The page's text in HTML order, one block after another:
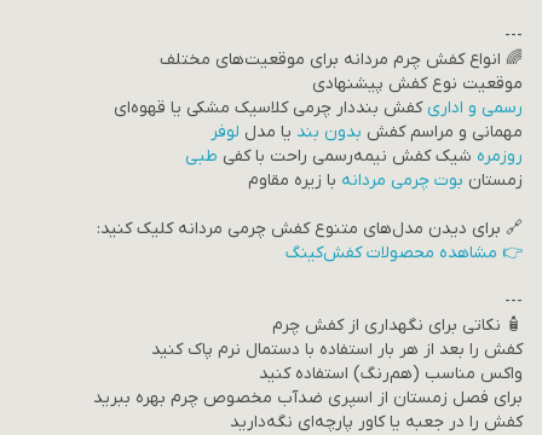
---
🌈 انواع کفش چرم مردانه برای موقعیت‌های مختلف
موقعیت نوع کفش پیشنهادی
رسمی و اداری کفش بنددار چرمی کلاسیک مشکی یا قهوه‌ای
مهمانی و مراسم کفش بدون بند یا مدل لوفر
روزمره شیک کفش نیمه‌رسمی راحت با کفی طبی
زمستان بوت چرمی مردانه با زیره مقاوم
🔗 برای دیدن مدل‌های متنوع کفش چرمی مردانه کلیک کنید:
👉 مشاهده محصولات کفش‌کینگ
---
🧴 نکاتی برای نگهداری از کفش چرم
کفش را بعد از هر بار استفاده با دستمال نرم پاک کنید
واکس مناسب (هم‌رنگ) استفاده کنید
برای فصل زمستان از اسپری ضدآب مخصوص چرم بهره ببرید
کفش را در جعبه یا کاور پارچه‌ای نگه‌دارید